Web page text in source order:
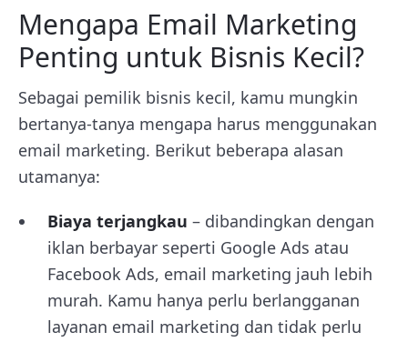
Mengapa Email Marketing
Penting untuk Bisnis Kecil?
Sebagai pemilik bisnis kecil, kamu mungkin
bertanya-tanya mengapa harus menggunakan
email marketing. Berikut beberapa alasan
utamanya:
Biaya terjangkau – dibandingkan dengan
iklan berbayar seperti Google Ads atau
Facebook Ads, email marketing jauh lebih
murah. Kamu hanya perlu berlangganan
layanan email marketing dan tidak perlu